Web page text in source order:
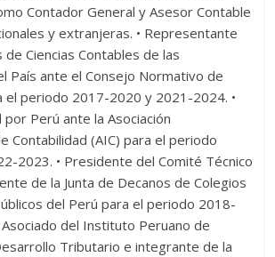
Contador General y Asesor Contable
y extranjeras. • Representante
de Ciencias Contables de las
País ante el Consejo Normativo de
el periodo 2017-2020 y 2021-2024. •
Perú ante la Asociación
Contabilidad (AIC) para el periodo
2023. • Presidente del Comité Técnico
de la Junta de Decanos de Colegios
del Perú para el periodo 2018-
del Instituto Peruano de
Tributario e integrante de la